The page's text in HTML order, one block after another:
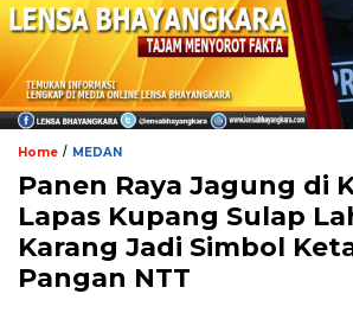
Home / MEDAN
Panen Raya Jagung di
Lapas Kupang Sulap
Karang Jadi Simbol
Pangan NTT